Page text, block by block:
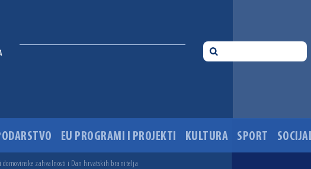
EU PROGRAMI I PROJEKTI KULTURA SPORT
domovinske zahvalnosti i Dan hrvatskih branitelja